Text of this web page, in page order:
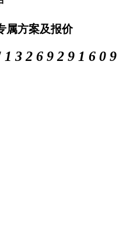
属方案及报价
1 3 2 6 9 2 9 1 6 0 9